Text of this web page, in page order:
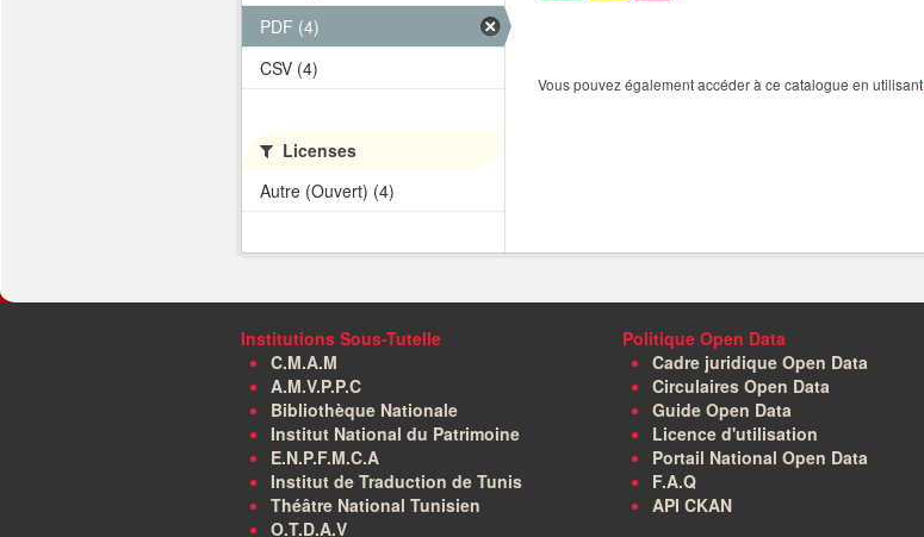
Vous pouvez également accéder à ce catalogue en utilisant
PDF (4)
CSV (4)
Licenses
Autre (Ouvert) (4)
Institutions Sous-Tutelle
C.M.A.M
A.M.V.P.P.C
Bibliothèque Nationale
Institut National du Patrimoine
E.N.P.F.M.C.A
Institut de Traduction de Tunis
Théâtre National Tunisien
O.T.D.A.V
Politique Open Data
Cadre juridique Open Data
Circulaires Open Data
Guide Open Data
Licence d'utilisation
Portail National Open Data
F.A.Q
API CKAN